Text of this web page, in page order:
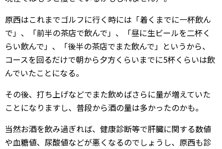
原西はこれまでゴルフに行く時には「着くまでに一杯飲ん
で」、「前半の茶店で飲んで」、「昼に生ビールを二杯く
らい飲んで」、「後半の茶店でまた飲んで」というから、
コースを回るだけで朝から夕方くらいまでに5杯くらいは飲
んでいたことになる。
その後、打ち上げなどでまた飲めばさらに量が増えていた
ことになりますし、普段から酒の量は多かったのかも。
当然お酒を飲み過ぎれば、健康診断等で肝臓に関する数値
や血糖値、尿酸値などが悪くなるのでしょうし、原西も診